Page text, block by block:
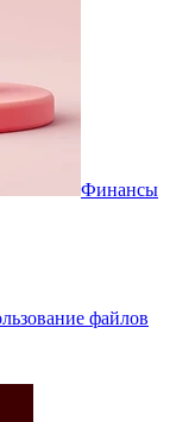
Финансы
файлов